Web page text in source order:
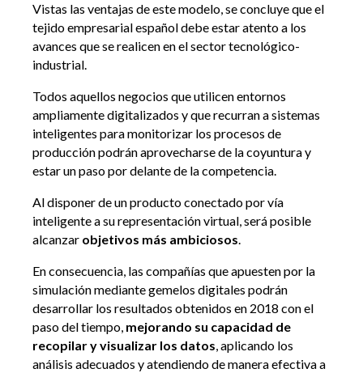
Vistas las ventajas de este modelo, se concluye que el
tejido empresarial español debe estar atento a los
avances que se realicen en el sector tecnológico-
industrial.
Todos aquellos negocios que utilicen entornos
ampliamente digitalizados y que recurran a sistemas
inteligentes para monitorizar los procesos de
producción podrán aprovecharse de la coyuntura y
estar un paso por delante de la competencia.
Al disponer de un producto conectado por vía
inteligente a su representación virtual, será posible
alcanzar objetivos más ambiciosos.
En consecuencia, las compañías que apuesten por la
simulación mediante gemelos digitales podrán
desarrollar los resultados obtenidos en 2018 con el
paso del tiempo, mejorando su capacidad de
recopilar y visualizar los datos, aplicando los
análisis adecuados y atendiendo de manera efectiva a